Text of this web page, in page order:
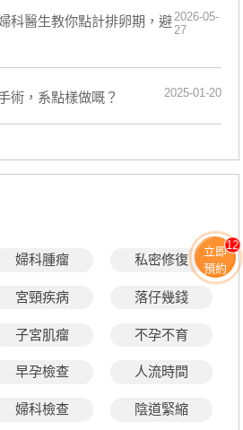
科醫生教你點計排卵期，避2026-05-
27
術，系點樣做嘅？ 2025-01-20
婦科腫瘤 私密修復
宮頸疾病 落仔幾錢
子宮肌瘤 不孕不育
早孕檢查 人流時間
婦科檢查 陰道緊縮
立即
預約
12